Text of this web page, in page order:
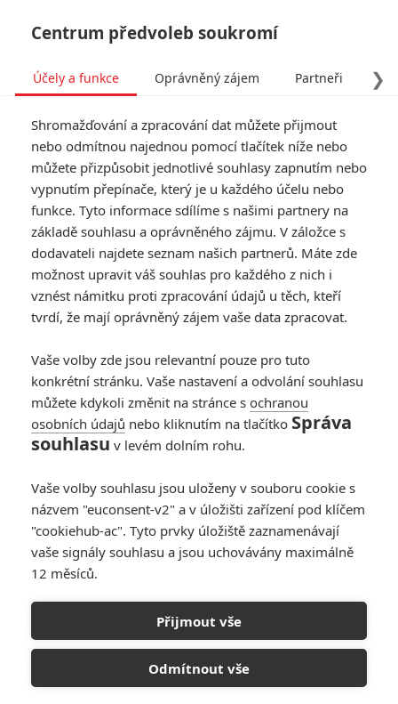
Tag: Nico - víc než zákon
ČLÁNKY FILMY(1) OSOBY(0) VIDEA (0)
Mlátička s copánkem
aneb nejlepší filmy
Stevena Seagala
RECENZE FILMŮ
10
Schnirch nebarví hnus českých dějin
narůžovo
5
Recenze: Záhada strašidelného
zámku úroveň štědrovečerních
Centrum předvoleb soukromí
❯
Účely a funkce Oprávněný zájem Partneři
Shromažďování a zpracování dat můžete přijmout
nebo odmítnou najednou pomocí tlačítek níže nebo
můžete přizpůsobit jednotlivé souhlasy zapnutím nebo
vypnutím přepínače, který je u každého účelu nebo
funkce. Tyto informace sdílíme s našimi partnery na
základě souhlasu a oprávněného zájmu. V záložce s
dodavateli najdete seznam našich partnerů. Máte zde
možnost upravit váš souhlas pro každého z nich i
vznést námitku proti zpracování údajů u těch, kteří
tvrdí, že mají oprávněný zájem vaše data zpracovat.
Vaše volby zde jsou relevantní pouze pro tuto
konkrétní stránku. Vaše nastavení a odvolání souhlasu
můžete kdykoli změnit na stránce s ochranou
osobních údajů nebo kliknutím na tlačítko Správa
souhlasu v levém dolním rohu.
Vaše volby souhlasu jsou uloženy v souboru cookie s
názvem "euconsent-v2" a v úložišti zařízení pod klíčem
"cookiehub-ac". Tyto prvky úložiště zaznamenávají
vaše signály souhlasu a jsou uchovávány maximálně
12 měsíců.
Přijmout vše
Odmítnout vše